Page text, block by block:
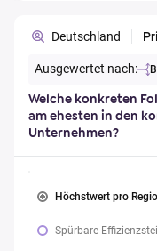
Deutschland
Ausgewertet nach:
Welche konkreten
am ehesten in den
Unternehmen?
Höchstwert pro
Spürbare